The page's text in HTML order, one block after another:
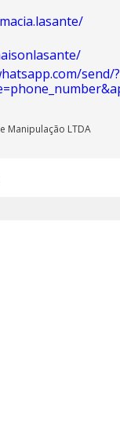
Manipulação LTDA